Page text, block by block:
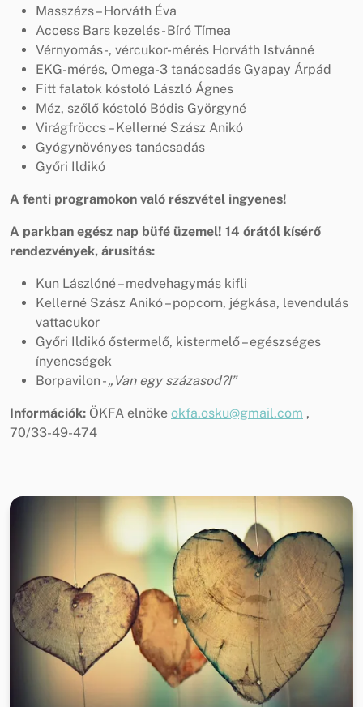
Masszázs – Horváth Éva
Access Bars kezelés - Bíró Tímea
Vérnyomás-, vércukor-mérés Horváth Istvánné
EKG-mérés, Omega-3 tanácsadás Gyapay Árpád
Fitt falatok kóstoló László Ágnes
Méz, szőlő kóstoló Bódis Györgyné
Virágfröccs – Kellerné Szász Anikó
Gyógynövényes tanácsadás
Győri Ildikó
A fenti programokon való részvétel ingyenes!
A parkban egész nap büfé üzemel! 14 órától kísérő
rendezvények, árusítás:
Kun Lászlóné – medvehagymás kifli
Kellerné Szász Anikó – popcorn, jégkása, levendulás
vattacukor
Győri Ildikó őstermelő, kistermelő – egészséges
ínyencségek
Borpavilon -„Van egy százasod?!”
Információk: ÖKFA elnöke okfa.osku@gmail.com ,
70/33-49-474​​​​​​​